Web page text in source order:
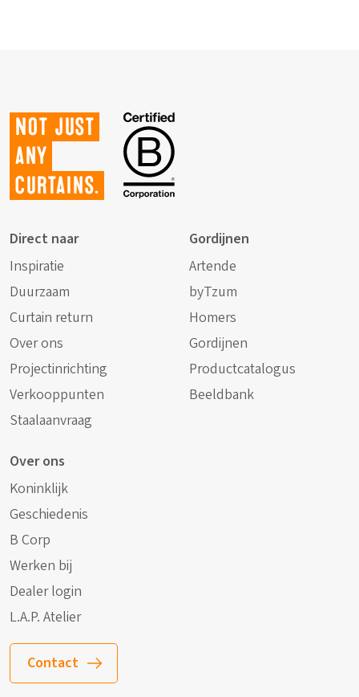
Not just
any
curtains.
Direct naar
Inspiratie
Duurzaam
Curtain return
Over ons
Projectinrichting
Verkooppunten
Staalaanvraag
Gordijnen
Artende
byTzum
Homers
Gordijnen
Productcatalogus
Beeldbank
Over ons
Koninklijk
Geschiedenis
B Corp
Werken bij
Dealer login
L.A.P. Atelier
Contact